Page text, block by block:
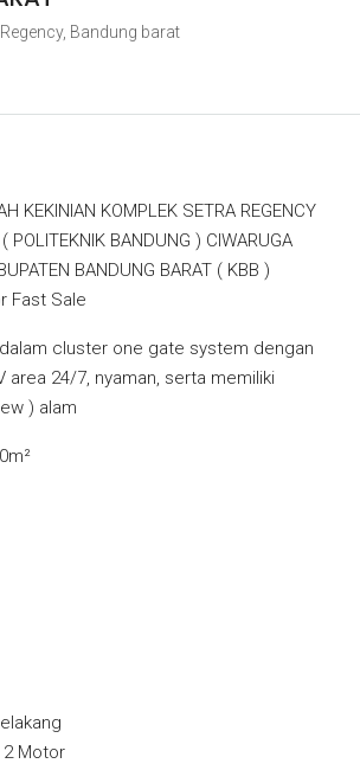
Bandung barat
KEKINIAN KOMPLEK SETRA REGENCY
POLITEKNIK BANDUNG ) CIWARUGA
BANDUNG BARAT ( KBB )
Fast Sale
cluster one gate system dengan
area 24/7, nyaman, serta memiliki
) alam
2 Motor